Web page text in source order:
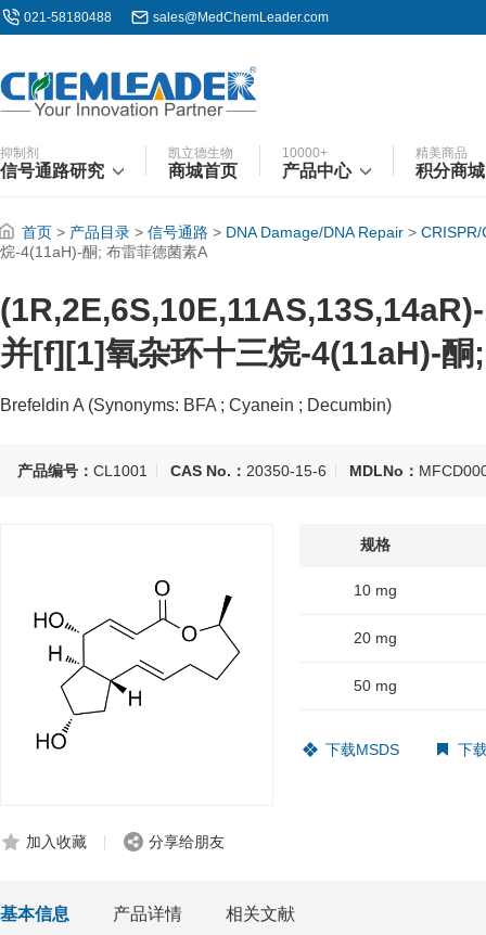
021-58180488 sales@MedChemLeader.com
抑制剂
信号通路研究
凯立德生物
商城首页
10000+
产品中心
精美商品
积分商城
首页 > 产品目录 > 信号通路 > DNA Damage/DNA Repair > CRISPR/
烷-4(11aH)-酮; 布雷菲德菌素A
并[f][1]氧杂环十三烷-4(11aH)-酮
Brefeldin A (Synonyms: BFA ; Cyanein ; Decumbin)
产品编号： CL1001 CAS No.： 20350-15-6 MDLNo：
加入收藏 分享给朋友
规格
10 mg
20 mg
50 mg
下载MSDS 下
基本信息 产品详情 相关文献